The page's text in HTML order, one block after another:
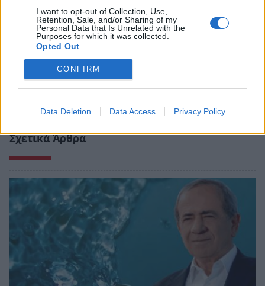
I want to opt-out of Collection, Use,
Retention, Sale, and/or Sharing of my
Personal Data that Is Unrelated with the
Purposes for which it was collected.
Opted Out
CONFIRM
Data Deletion Data Access Privacy Policy
Σχετικά Άρθρα